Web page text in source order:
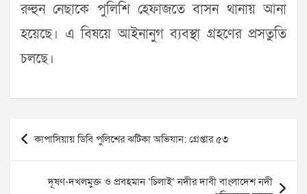
রুহুন নেছাকে পুলিশি হেফাজতে বাসন থানায় আনা
হয়েছে। এ বিষয়ে আইনানুগ ব্যবস্থা গ্রহণের প্রসতুতি
চলছে।
Post
navigation
কাপাসিয়ায় ডিবি পুলিশের ঝটিকা অভিযান: গ্রেপ্তার ৫৩
দূষণ-দখলমুক্ত ও প্রবহমান ‘চিলাই’ নদীর দাবী বাংলাদেশ নদী